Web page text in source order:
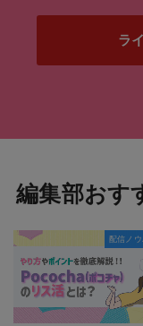
ラ
編集部おす
配信ノウ